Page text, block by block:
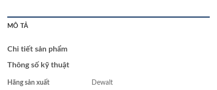
MÔ TẢ
Chi tiết sản phẩm
Thông số kỹ thuật
Hãng sản xuất Dewalt